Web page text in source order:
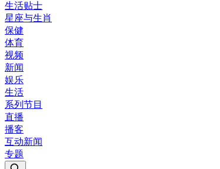
生活贴士
星座与生肖
保健
体育
视频
新闻
娱乐
生活
系列节目
直播
播客
互动新闻
专题